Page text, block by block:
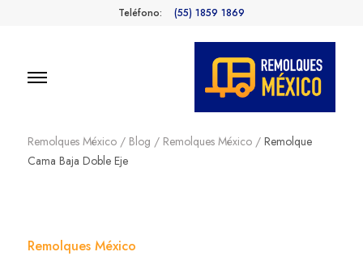
Teléfono: (55) 1859 1869
Remolques
México
Remolques México / Blog / Remolques México / Remolque
Cama Baja Doble Eje
Remolques México